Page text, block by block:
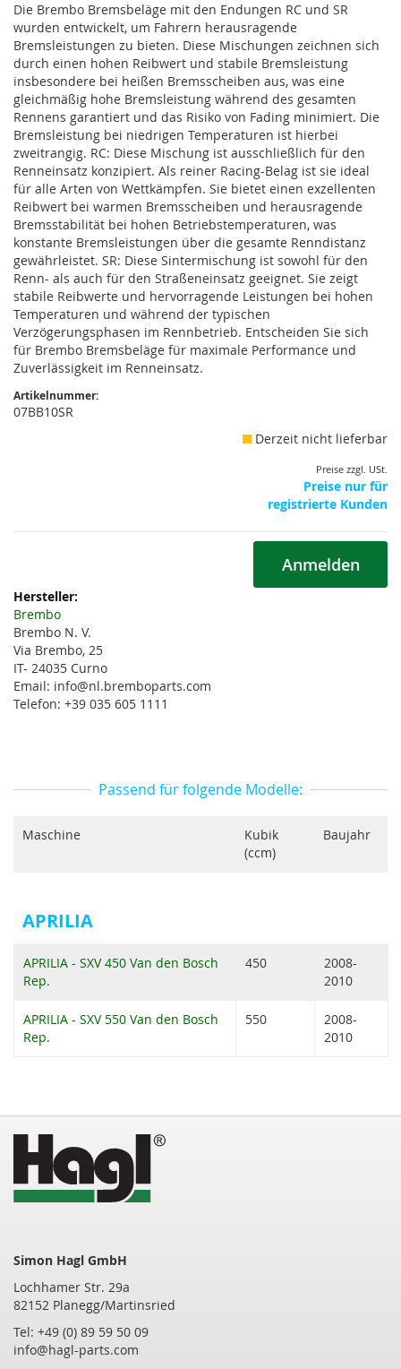
Die Brembo Bremsbeläge mit den Endungen RC und SR
wurden entwickelt, um Fahrern herausragende
Bremsleistungen zu bieten. Diese Mischungen zeichnen sich
durch einen hohen Reibwert und stabile Bremsleistung
insbesondere bei heißen Bremsscheiben aus, was eine
gleichmäßig hohe Bremsleistung während des gesamten
Rennens garantiert und das Risiko von Fading minimiert. Die
Bremsleistung bei niedrigen Temperaturen ist hierbei
zweitrangig. RC: Diese Mischung ist ausschließlich für den
Renneinsatz konzipiert. Als reiner Racing-Belag ist sie ideal
für alle Arten von Wettkämpfen. Sie bietet einen exzellenten
Reibwert bei warmen Bremsscheiben und herausragende
Bremsstabilität bei hohen Betriebstemperaturen, was
konstante Bremsleistungen über die gesamte Renndistanz
gewährleistet. SR: Diese Sintermischung ist sowohl für den
Renn- als auch für den Straßeneinsatz geeignet. Sie zeigt
stabile Reibwerte und hervorragende Leistungen bei hohen
Temperaturen und während der typischen
Verzögerungsphasen im Rennbetrieb. Entscheiden Sie sich
für Brembo Bremsbeläge für maximale Performance und
Zuverlässigkeit im Renneinsatz.
Artikelnummer:
07BB10SR
Derzeit nicht lieferbar
Preise zzgl. USt.
Preise nur für
registrierte Kunden
Anmelden
Weitere
Informationen
Brembo
Brembo N. V.
Via Brembo, 25
IT- 24035 Curno
Email: info@nl.bremboparts.com
Telefon: +39 035 605 1111
Passend für folgende Modelle:
Maschine
Kubik
(ccm)
Baujahr
APRILIA
APRILIA - SXV 450 Van den Bosch
Rep.
450
2008-
2010
APRILIA - SXV 550 Van den Bosch
Rep.
550
2008-
2010
Simon Hagl GmbH
Lochhamer Str. 29a
82152 Planegg/Martinsried
Tel: +49 (0) 89 59 50 09
info@hagl-parts.com